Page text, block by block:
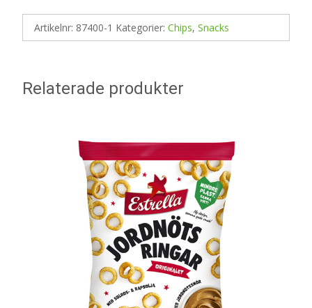
Artikelnr: 87400-1 Kategorier: Chips, Snacks
Relaterade produkter